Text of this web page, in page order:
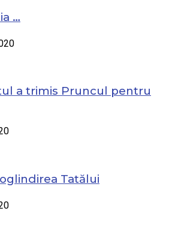
…
a trimis Pruncul pentru
Tatălui